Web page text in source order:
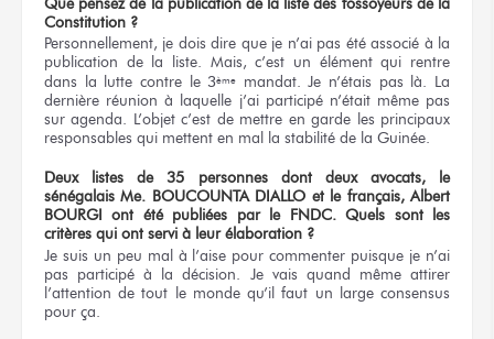
Constitution ?
Personnellement, je dois dire que je n’ai pas été associé à la
publication de la liste. Mais, c’est un élément qui rentre
dans la lutte contre le 3ème
mandat. Je n’étais pas là. La
dernière réunion à laquelle j’ai participé n’était même pas
sur agenda. L’objet c’est de mettre en garde les principaux
responsables qui mettent en mal la stabilité de la Guinée.
Deux listes de 35 personnes dont deux avocats, le
sénégalais Me. BOUCOUNTA DIALLO et le français, Albert
BOURGI ont été publiées par le FNDC. Quels sont les
critères qui ont servi à leur élaboration ?
Je suis un peu mal à l’aise pour commenter puisque je n’ai
pas participé à la décision. Je vais quand même attirer
l’attention de tout le monde qu’il faut un large consensus
pour ça.